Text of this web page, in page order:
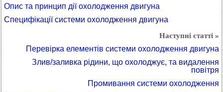
Опис та принцип дії охолодження двигуна
Специфікації системи охолодження двигуна
Наступні статті »
Перевірка елементів системи охолодження двигуна
Злив/заливка рідини, що охолоджує, та видалення
повітря
Промивання системи охолодження